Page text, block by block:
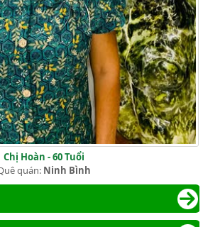
Chị Hoàn - 60 Tuổi
quán: Ninh Bình